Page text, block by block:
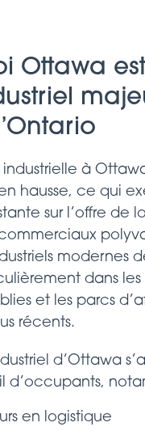
Ottawa
à
hausse, ce qui
sur l’offre de
modernes
dans les
et les parcs
récents.
d’Ottawa
d’occupants,
en logistique